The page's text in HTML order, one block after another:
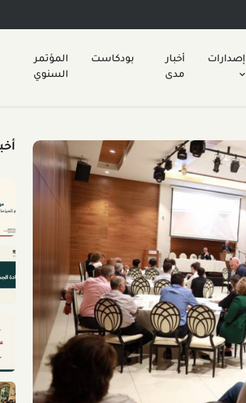
إصدارات
أخبار
مدى
بودكاست
المؤتمر
السنوي